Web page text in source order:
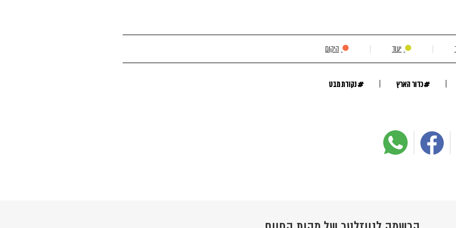
יעוד היקום
#כדור הארץ #נקודת מבט